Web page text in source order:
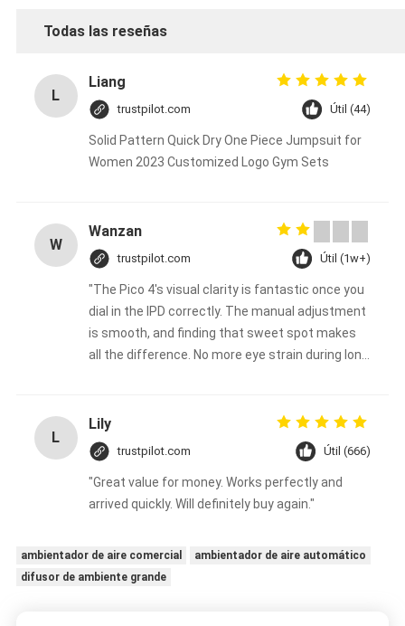
Todas las reseñas
L
Liang
trustpilot.com Útil (44)
Solid Pattern Quick Dry One Piece Jumpsuit for
Women 2023 Customized Logo Gym Sets
W
Wanzan
trustpilot.com Útil (1w+)
"The Pico 4's visual clarity is fantastic once you
dial in the IPD correctly. The manual adjustment
is smooth, and finding that sweet spot makes
all the difference. No more eye strain during long
fantastic once you dial in the IPD correctly. The
manual adjustment is smooth, and finding that
sweet spot makes all the difference. No more
eye strain during long sessions. Highly
recommend taking the time to set it up
once you dial in the IPD correctly. The manual
adjustment is smooth, and finding that sweet
L
Lily
trustpilot.com Útil (666)
"Great value for money. Works perfectly and
arrived quickly. Will definitely buy again."
ambientador de aire comercial
ambientador de aire automático
difusor de ambiente grande